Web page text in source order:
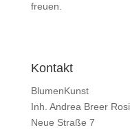
freuen.
Kontakt
BlumenKunst
Inh. Andrea Breer
Neue Straße 7